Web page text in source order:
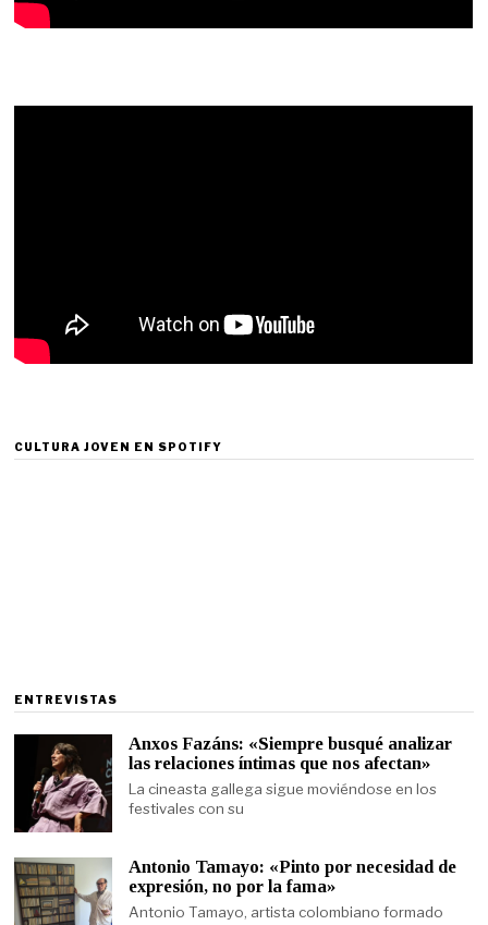
CULTURA JOVEN EN SPOTIFY
ENTREVISTAS
Anxos Fazáns: «Siempre busqué analizar
las relaciones íntimas que nos afectan»
La cineasta gallega sigue moviéndose en los
festivales con su
Antonio Tamayo: «Pinto por necesidad de
expresión, no por la fama»
Antonio Tamayo, artista colombiano formado